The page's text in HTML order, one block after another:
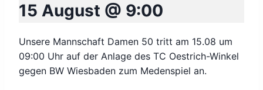
15 August @ 9:00
Unsere Mannschaft Damen 50 tritt am 15.08 um
09:00 Uhr auf der Anlage des TC Oestrich-Winkel
gegen BW Wiesbaden zum Medenspiel an.